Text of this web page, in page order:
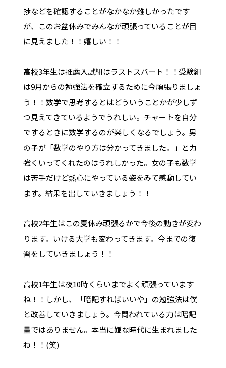
捗などを確認することがなかなか難しかったです
が、このお盆休みでみんなが頑張っていることが目
に見えました！！嬉しい！！
高校3年生は推薦入試組はラストスパート！！受験組
は9月からの勉強法を確立するために今頑張りましょ
う！！数学で思考するとはどういうことかが少しず
つ見えてきているようでうれしい。チャートを自分
でするときに数学するのが楽しくなるでしょう。男
の子が「数学のやり方は分かってきました。」と力
強くいってくれたのはうれしかった。女の子も数学
は苦手だけど熱心にやっている姿をみて感動してい
ます。結果を出していきましょう！！
高校2年生はこの夏休み頑張るかで今後の動きが変わ
ります。いける大学も変わってきます。今までの復
習をしていきましょう！！
高校1年生は夜10時くらいまでよく頑張っています
ね！！しかし、「暗記すればいいや」の勉強法は僕
と改善していきましょう。今問われている力は暗記
量ではありません。本当に嫌な時代に生まれました
ね！！(笑)